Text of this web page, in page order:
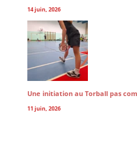
14 juin, 2026
Une initiation au Torball pas
11 juin, 2026